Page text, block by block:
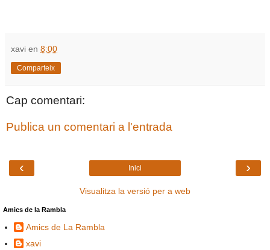
xavi en 8:00
Comparteix
Cap comentari:
Publica un comentari a l'entrada
‹ ›
Inici
Visualitza la versió per a web
Amics de la Rambla
Amics de La Rambla
xavi